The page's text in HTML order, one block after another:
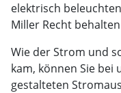
elektrisch
Miller Recht
Wie der Strom und
kam, können Sie bei
gestalteten